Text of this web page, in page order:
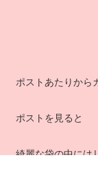
ポストあたりから
ポストを見ると
綺麗な袋の中には